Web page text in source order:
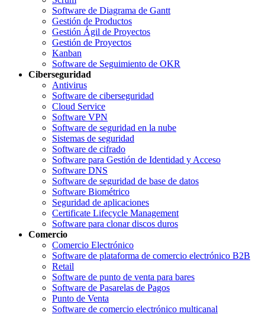
Software de Diagrama de Gantt
Gestión de Productos
Gestión Ágil de Proyectos
Gestión de Proyectos
Kanban
Software de Seguimiento de OKR
Ciberseguridad
Antivirus
Software de ciberseguridad
Cloud Service
Software VPN
Software de seguridad en la nube
Sistemas de seguridad
Software de cifrado
Software para Gestión de Identidad y Acceso
Software DNS
Software de seguridad de base de datos
Software Biométrico
Seguridad de aplicaciones
Certificate Lifecycle Management
Software para clonar discos duros
Comercio
Comercio Electrónico
Software de plataforma de comercio electrónico B2B
Retail
Software de punto de venta para bares
Software de Pasarelas de Pagos
Punto de Venta
Software de comercio electrónico multicanal